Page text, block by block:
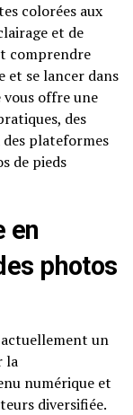
colorées aux
et de
comprendre
et se lancer dans
offre une
des
plateformes
de pieds
en
photos
un
la
numérique et
diversifiée.